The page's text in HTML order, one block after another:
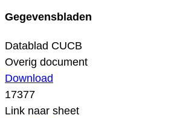
Gegevensbladen
Datablad CUCB
Overig document
Download
17377
Link naar sheet